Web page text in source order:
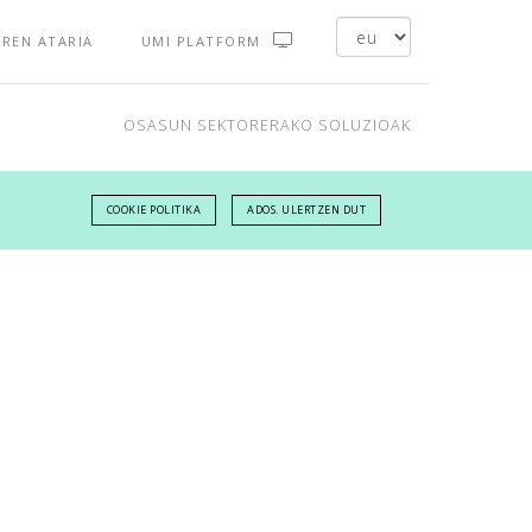
ATARIA UMI PLATFORM
OSASUN SEKTORERAKO SOLUZIOAK
COOKIE POLITIKA ADOS. ULERTZEN DUT